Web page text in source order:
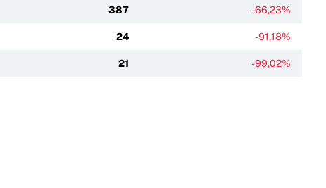
387 -66,23%
24 -91,18%
21 -99,02%